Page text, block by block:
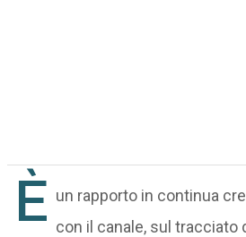
È un rapporto in continua
con il canale, sul tracciato